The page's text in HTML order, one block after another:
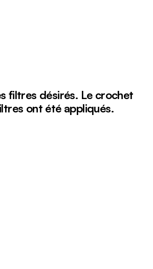
filtres désirés. Le crochet
ont été appliqués.